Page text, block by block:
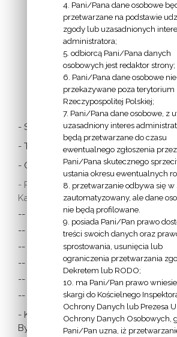
POLSKI:
LINKI
- Stolica Apostolska
- Twitter Papieża
- Czytania z dnia
- Polska Misja
Katolicka:
-- w Austrii
-- w Anglii i Walii
-- w Irlandii
-- we Francji
-- w Niemczech
-- w Szkocji
- Katolicka
Bydgoszcz
4. Pani/Pana dane osobowe
przetwarzane na podstawie
zgody lub uzasadnionych
administratora;
5. odbiorcą Pani/Pana danych
osobowych jest redaktor strony;
6. Pani/Pana dane osobowe
przekazywane poza terytorium
Rzeczypospolitej Polskiej;
7. Pani/Pana dane osobowe, z
uzasadniony interes
będą przetwarzane do czasu
ewentualnego zgłoszenia przez
Pani/Pana skutecznego
ustania okresu ewentualnych
8. przetwarzanie odbywa się w
zautomatyzowany, ale dane
nie będą profilowane.
9. posiada Pani/Pan prawo
treści swoich danych oraz
sprostowania, usunięcia lub
ograniczenia przetwarzania
Dekretem lub RODO;
10. ma Pani/Pan prawo
skargi do Kościelnego
Ochrony Danych lub Prezesa
Ochrony Danych Osobowych,
Pani/Pan uzna, iż